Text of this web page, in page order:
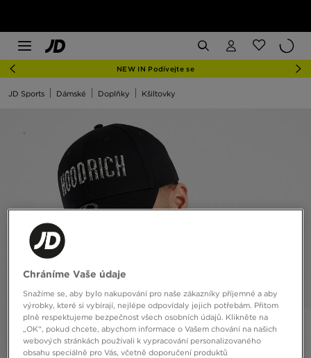
NEW IN Podívejte se
JD Sports Dámské Doplňky Kšiltovky
Chráníme Vaše údaje
Snažíme se, aby bylo nakupování pro naše zákazníky příjemné a aby
výrobky, které si vybírají, nejlépe odpovídaly jejich potřebám. Přitom
plně respektujeme bezpečnost všech osobních údajů. Klikněte na
„OK“, pokud chcete, abychom informace o Vašem chování na našich
webových stránkách používali k vypracování personalizovaného
obsahu speciálně pro Vás, včetně doporučení produktů